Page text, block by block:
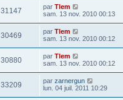
31147 par Tlem
sam. 13 nov. 2010 00:13
30469 par Tlem
sam. 13 nov. 2010 00:12
30880 par Tlem
sam. 13 nov. 2010 00:12
33209 par zarnergun
lun. 04 juil. 2011 10:29